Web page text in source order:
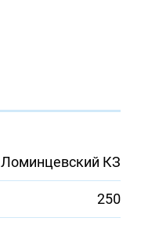
Ломинцевский КЗ
250